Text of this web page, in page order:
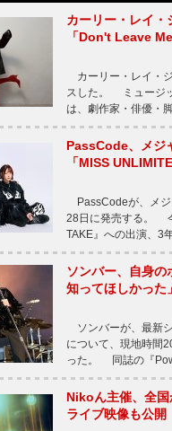
カーリー・レイ・
「Don't Leave
カーリー・レイ・
スした。 ミュージ
は、劇作家・俳優・
PassCode、メジ
「MISS
PassCodeが、メジ
28日に発売する。
TAKE』への出演、3
ソンバー、自身
知ってほしかった」
ソンバーが、最新
について、現地時間
った。 同誌の『
Nikoん主催、全国
ライブ映像も公開